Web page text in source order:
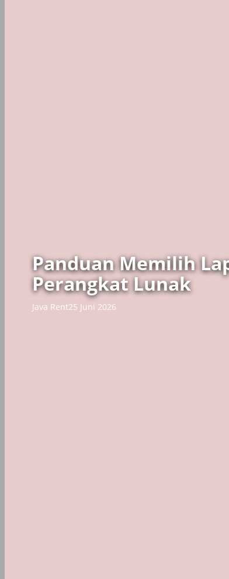
Panduan Memilih
Perangkat Lunak
Java Rent25 Juni 2026